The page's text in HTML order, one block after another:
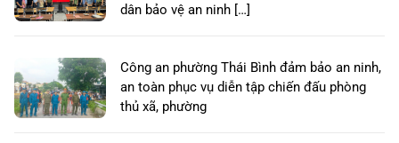
dân bảo vệ an ninh […]
Công an phường Thái Bình đảm bảo an ninh,
an toàn phục vụ diễn tập chiến đấu phòng
thủ xã, phường